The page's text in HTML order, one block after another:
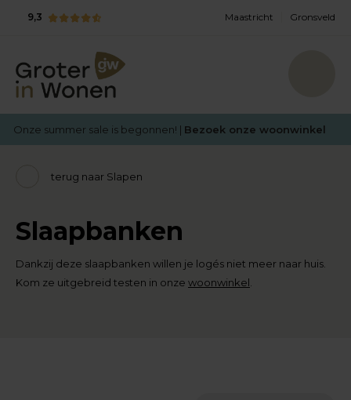
9,3 Maastricht Gronsveld
Onze summer sale is begonnen! | Bezoek onze woonwinkel
terug naar Slapen
Slaapbanken
Dankzij deze slaapbanken willen je logés niet meer naar huis.
Kom ze uitgebreid testen in onze woonwinkel.